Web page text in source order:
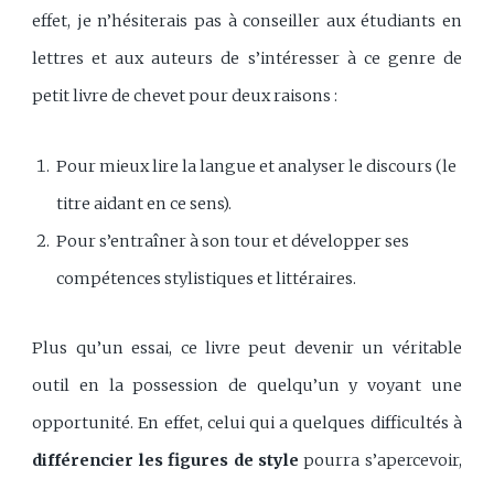
effet, je n’hésiterais pas à conseiller aux étudiants en
lettres et aux auteurs de s’intéresser à ce genre de
petit livre de chevet pour deux raisons :
Pour mieux lire la langue et analyser le discours (le
titre aidant en ce sens).
Pour s’entraîner à son tour et développer ses
compétences stylistiques et littéraires.
Plus qu’un essai, ce livre peut devenir un véritable
outil en la possession de quelqu’un y voyant une
opportunité. En effet, celui qui a quelques difficultés à
différencier les figures de style pourra s’apercevoir,